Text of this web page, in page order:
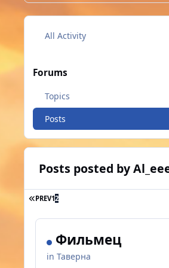
All Activity
Forums
Topics
Posts
Posts posted by
FIRST PAGE
PREV12
Фильмец
inТаверна